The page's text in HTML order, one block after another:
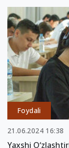
Foydali
21.06.2024 16:38
Yaxshi